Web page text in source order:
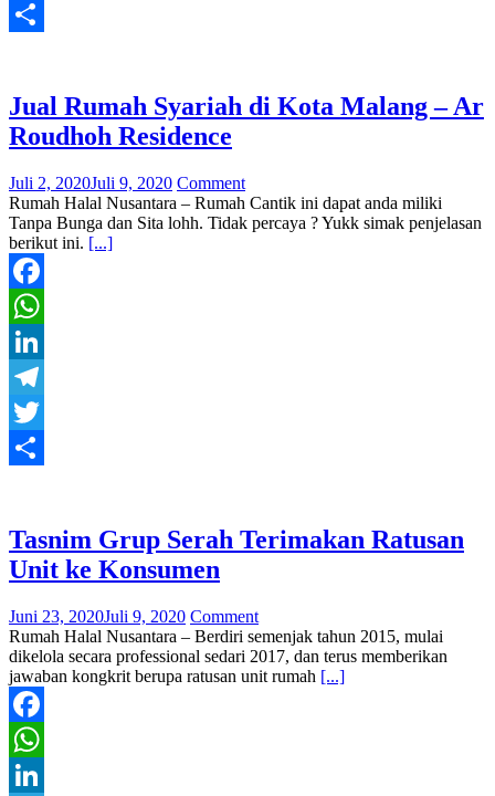
Twitter
Jual Rumah Syariah di Kota Malang – Ar
Roudhoh Residence
Juli 2, 2020Juli 9, 2020 Comment
Rumah Halal Nusantara – Rumah Cantik ini dapat anda miliki
Tanpa Bunga dan Sita lohh. Tidak percaya ? Yukk simak penjelasan
berikut ini. [...]
Facebook
WhatsApp
LinkedIn
Telegram
Twitter
Tasnim Grup Serah Terimakan Ratusan
Unit ke Konsumen
Juni 23, 2020Juli 9, 2020 Comment
Rumah Halal Nusantara – Berdiri semenjak tahun 2015, mulai
dikelola secara professional sedari 2017, dan terus memberikan
jawaban kongkrit berupa ratusan unit rumah [...]
Facebook
WhatsApp